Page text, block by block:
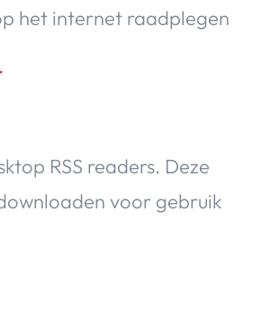
het internet raadplegen
RSS readers. Deze
voor gebruik